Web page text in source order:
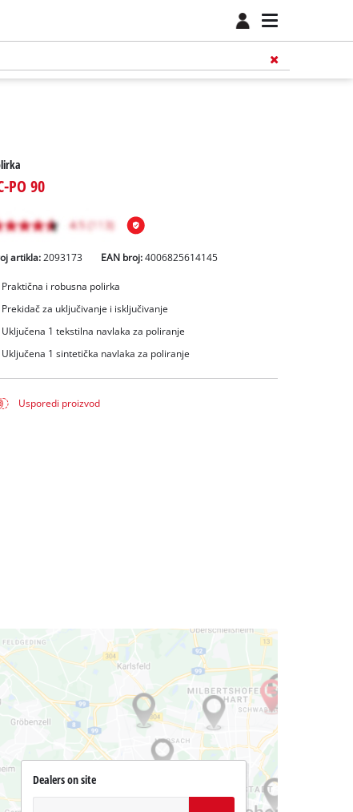
PO 90
artikla: 2093173 EAN broj:4006825614145
Praktična i robusna polirka
Prekidač za uključivanje i isključivanje
Uključena 1 tekstilna navlaka za poliranje
Uključena 1 sintetička navlaka za poliranje
Usporedi proizvod
Dealers on site